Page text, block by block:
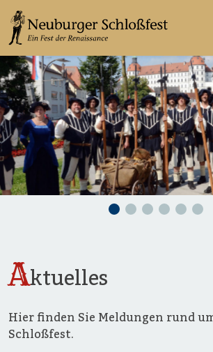
Aktuelles
Hier finden Sie Meldungen rund
Schloßfest.